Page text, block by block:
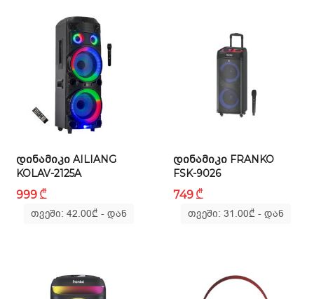
ფავორიტები
დარეგისტრირება
ᲓᲘᲜᲐᲛᲘᲙᲘ AILIANG
KOLAV-2125A
999 ₾
თვეში: 42.00₾- დან
ᲓᲘᲜᲐᲛᲘᲙᲘ FRANKO
FSK-9026
749 ₾
თვეში: 31.00₾- დან